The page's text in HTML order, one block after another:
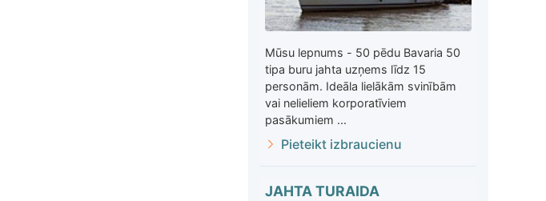
Mūsu lepnums - 50 pēdu Bavaria 50
tipa buru jahta uzņems līdz 15
personām. Ideāla lielākām svinībām
vai nelieliem korporatīviem
pasākumiem ...
Pieteikt izbraucienu
JAHTA TURAIDA